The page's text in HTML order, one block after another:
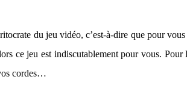
du jeu vidéo, c’est-à-dire que pour
ce jeu est indiscutablement pour vous.
cordes…